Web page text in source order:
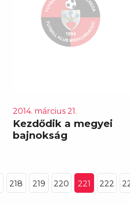
2014. március 21.
Kezdődik a megyei
bajnokság
218 219 220 221 222